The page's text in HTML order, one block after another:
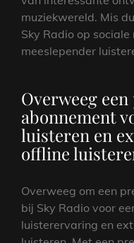
muziekwereld. Mis
Sky Radio op
meeslepender
Overweeg
abonnement
luisteren en
offline
Overweeg om een
bij Sky Radio voor
luisterervaring en